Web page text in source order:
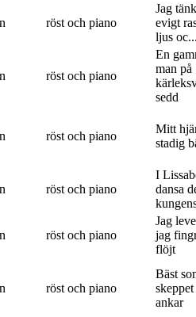
röst och piano
Jag
evigt
ljus
röst och piano
En
man på
sedd
röst och piano
Mitt
stadig
röst och piano
I
dansa
röst och piano
Jag
jag
flöjt
röst och piano
Bäst
ankar